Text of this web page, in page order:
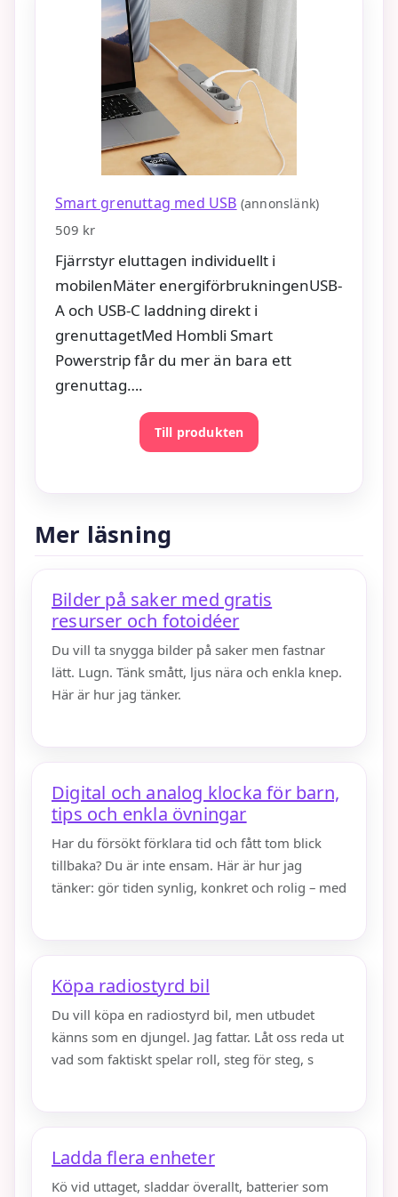
Smart grenuttag med USB (annonslänk)
509 kr
Fjärrstyr eluttagen individuellt i
mobilenMäter energiförbrukningenUSB-
A och USB-C laddning direkt i
grenuttagetMed Hombli Smart
Powerstrip får du mer än bara ett
grenuttag….
Till produkten
Mer läsning
Bilder på saker med gratis
resurser och fotoidéer
Du vill ta snygga bilder på saker men fastnar
lätt. Lugn. Tänk smått, ljus nära och enkla knep.
Här är hur jag tänker.
Digital och analog klocka för barn,
tips och enkla övningar
Har du försökt förklara tid och fått tom blick
tillbaka? Du är inte ensam. Här är hur jag
tänker: gör tiden synlig, konkret och rolig – med
Köpa radiostyrd bil
Du vill köpa en radiostyrd bil, men utbudet
känns som en djungel. Jag fattar. Låt oss reda ut
vad som faktiskt spelar roll, steg för steg, s
Ladda flera enheter
Kö vid uttaget, sladdar överallt, batterier som